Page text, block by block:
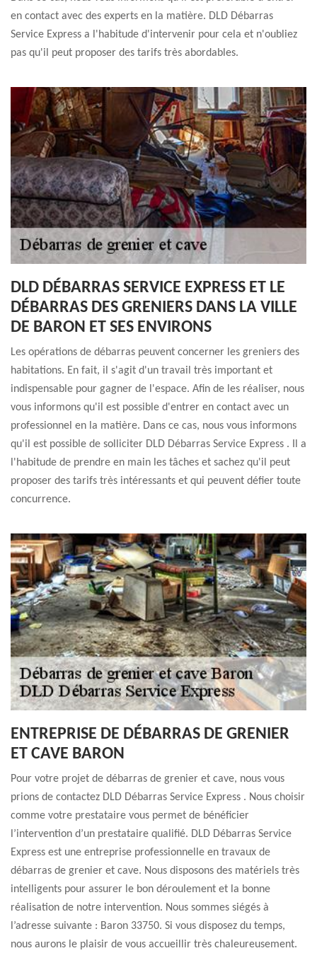
en contact avec des experts en la matière. DLD Débarras
Service Express a l'habitude d'intervenir pour cela et n'oubliez
pas qu'il peut proposer des tarifs très abordables.
DLD DÉBARRAS SERVICE EXPRESS ET LE
DÉBARRAS DES GRENIERS DANS LA VILLE
DE BARON ET SES ENVIRONS
Les opérations de débarras peuvent concerner les greniers des
habitations. En fait, il s'agit d'un travail très important et
indispensable pour gagner de l'espace. Afin de les réaliser, nous
vous informons qu'il est possible d'entrer en contact avec un
professionnel en la matière. Dans ce cas, nous vous informons
qu'il est possible de solliciter DLD Débarras Service Express . Il a
l'habitude de prendre en main les tâches et sachez qu'il peut
proposer des tarifs très intéressants et qui peuvent défier toute
concurrence.
ENTREPRISE DE DÉBARRAS DE GRENIER
ET CAVE BARON
Pour votre projet de débarras de grenier et cave, nous vous
prions de contactez DLD Débarras Service Express . Nous choisir
comme votre prestataire vous permet de bénéficier
l’intervention d’un prestataire qualifié. DLD Débarras Service
Express est une entreprise professionnelle en travaux de
débarras de grenier et cave. Nous disposons des matériels très
intelligents pour assurer le bon déroulement et la bonne
réalisation de notre intervention. Nous sommes siégés à
l’adresse suivante : Baron 33750. Si vous disposez du temps,
nous aurons le plaisir de vous accueillir très chaleureusement.